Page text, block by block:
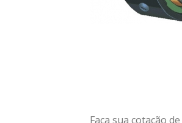
Faça sua cotação de